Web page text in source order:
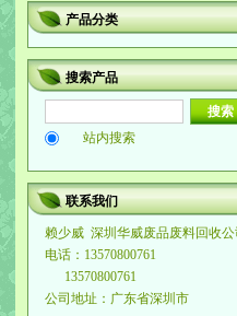
产品分类
搜索产品
站内搜索
联系我们
赖少威 深圳华威废品废料回收公
电话：13570800761
13570800761
公司地址：广东省深圳市